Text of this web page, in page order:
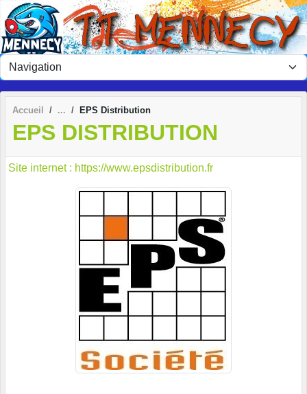
Accueil EPS Distribution
EPS DISTRIBUTION
Site internet : https://www.epsdistribution.fr
Panneau de gestion des cookies